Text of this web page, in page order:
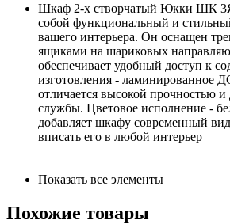
Шкаф 2-х створчатый Юкки ШК 3Я
собой функциональный и
вашего интерьера. Он оснащен
ящиками на шариковых
обеспечивает удобный доступ к
изготовления - ламинированное
отличается высокой прочностью
службы. Цветовое исполнение -
добавляет шкафу современный
вписать его в любой интерьер
Показать все элементы
Похожие товары